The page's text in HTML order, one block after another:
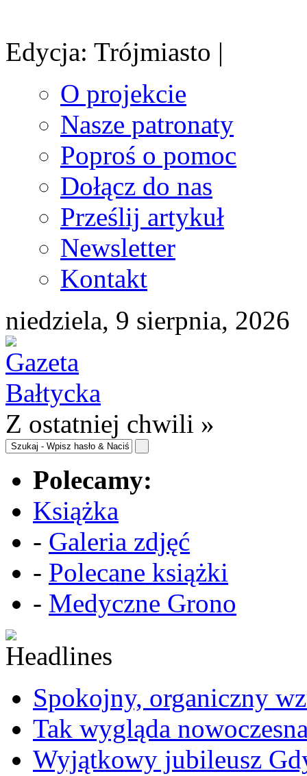
Edycja: Trójmiasto |
O projekcie
Nasze patronaty
Poproś o pomoc
Dołącz do nas
Prześlij artykuł
Newsletter
Kontakt
niedziela, 9 sierpnia, 2026
Z ostatniej chwili »
Polecamy:
Książka
- Galeria zdjęć
- Polecane książki
- Medyczne Grono
Spokojny, organiczny
Tak wygląda
Wyjątkowy jubileusz